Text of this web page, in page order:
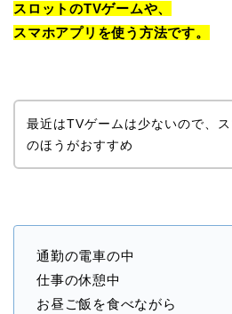
スロットのTVゲームや、
スマホアプリを使う方法です。
最近はTVゲームは少ないので、ス
のほうがおすすめ
通勤の電車の中
仕事の休憩中
お昼ご飯を食べながら